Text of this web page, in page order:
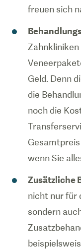
freuen sich
Geld. Denn
die
noch die
wenn Sie
Zusätzliche
nicht nur für
sondern